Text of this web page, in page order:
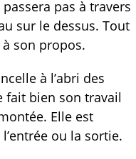
pas à travers
sur le dessus. Tout
son propos.
à l’abri des
fait bien son travail
Elle est
ou la sortie.